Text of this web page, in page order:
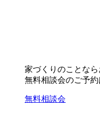
家づくりのことなら
無料相談会のご予約
無料相談会